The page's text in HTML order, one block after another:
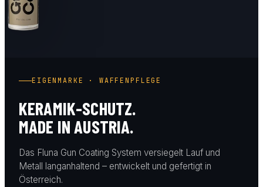
EIGENMARKE · WAFFENPFLEGE
KERAMIK-SCHUTZ.
MADE IN AUSTRIA.
Das Fluna Gun Coating System versiegelt Lauf und
Metall langanhaltend – entwickelt und gefertigt in
Österreich.